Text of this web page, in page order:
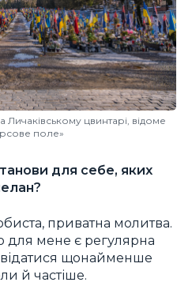
цвинтарі, відоме
поле»
для себе, яких
приватна молитва.
мене є регулярна
щонайменше
й частіше.